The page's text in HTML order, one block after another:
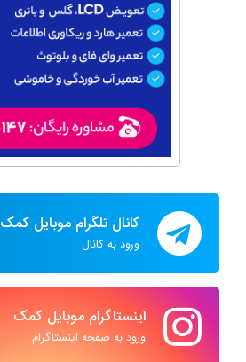
کانال تلگرام موبایل کمک
ورود به کانال
اینستاگرام موبایل کمک
ورود به صفحه اینستاگرام